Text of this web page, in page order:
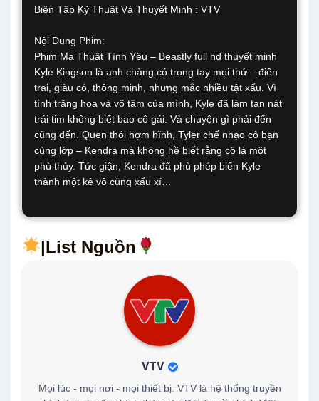
Biên Tập Kỹ Thuật Và Thuyết Minh : VTV
Nội Dung Phim:
Phim Ma Thuật Tình Yêu – Beastly full hd thuyết minh
Kyle Kingson là anh chàng có trong tay mọi thứ – điển
trai, giàu có, thông minh, nhưng mắc nhiều tật xấu. Vì
tính trăng hoa và vô tâm của mình, Kyle đã làm tan nát
trái tim không biết bao cô gái. Và chuyện gì phải đến
cũng đến. Quen thói hợm hĩnh, Tyler chế nhạo cô bạn
cùng lớp – Kendra mà không hề biết rằng cô là một
phù thủy. Tức giận, Kendra đã phù phép biến Kyle
thành một kẻ vô cùng xấu xí…
|List Nguồn
VTV
Mọi lúc - mọi nơi - mọi thiết bị. VTV là hệ thống truyền